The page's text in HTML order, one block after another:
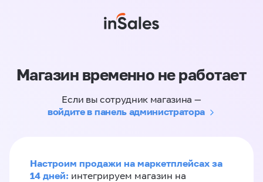
Магазин временно не работает
Если вы сотрудник магазина —
войдите в панель администратора
Настроим продажи на маркетплейсах за
14 дней: интегрируем магазин на